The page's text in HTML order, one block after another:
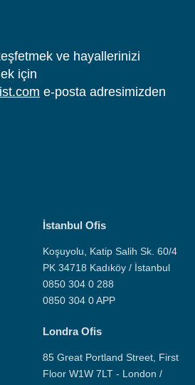
ve hayallerinizi
için
e-posta adresimizden
İstanbul Ofis
Koşuyolu, Katip Salih Sk. 60/4
PK 34718 Kadıköy / İstanbul
0850 304 0 288
0850 304 0 APP
Londra Ofis
85 Great Portland Street, First
Floor W1W 7LT - London /